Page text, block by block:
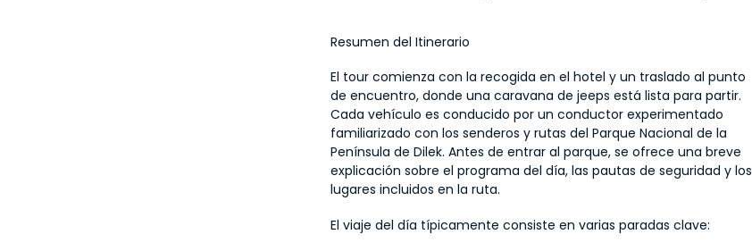
Resumen del Itinerario
El tour comienza con la recogida en el hotel y un traslado al punto
de encuentro, donde una caravana de jeeps está lista para partir.
Cada vehículo es conducido por un conductor experimentado
familiarizado con los senderos y rutas del Parque Nacional de la
Península de Dilek. Antes de entrar al parque, se ofrece una breve
explicación sobre el programa del día, las pautas de seguridad y los
lugares incluidos en la ruta.
El viaje del día típicamente consiste en varias paradas clave: